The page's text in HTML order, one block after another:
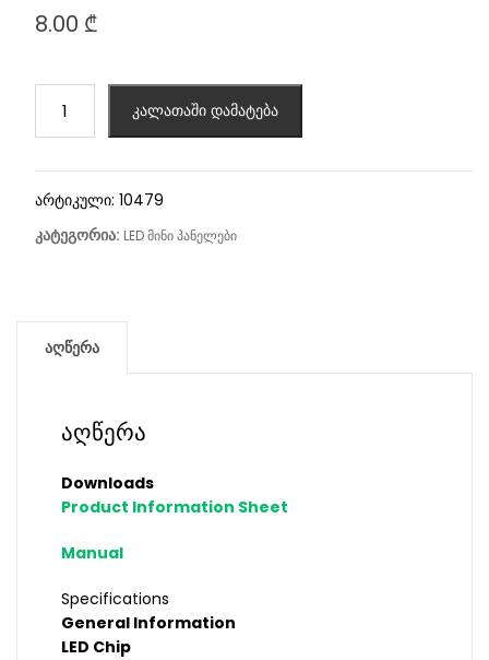
8.00 ₾
კალათაში დამატება
არტიკული: 10479
კატეგორია: LED მინი პანელები
აღწერა
აღწერა
Downloads
Product Information Sheet
Manual
Specifications
General Information
LED Chip